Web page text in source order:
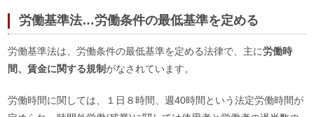
労働基準法…労働条件の最低基準を定める
労働基準法は、労働条件の最低基準を定める法律で、主に労働時
間、賃金に関する規制 がなされています。
労働時間に関しては、１日８時間、週40時間という法定労働時間が